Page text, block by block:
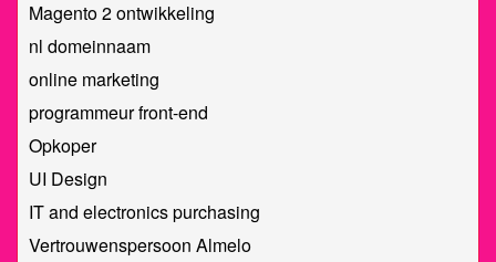
Magento 2 ontwikkeling
nl domeinnaam
online marketing
programmeur front-end
Opkoper
UI Design
IT and electronics purchasing
Vertrouwenspersoon Almelo